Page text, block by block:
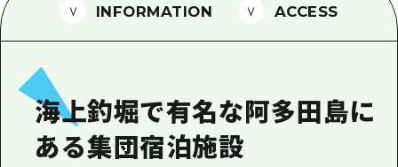
2泊3日
広島県を訪れる外国人旅行者向け情報一
ボランティアガイド
ガイドブック
広島県の魅力を動画でご紹介！
INFORMATION ACCESS
海上釣堀で有名な阿多田島に
ある集団宿泊施設